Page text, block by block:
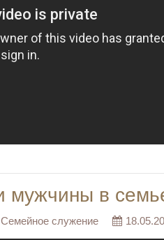
мужчины в
Семейное служение